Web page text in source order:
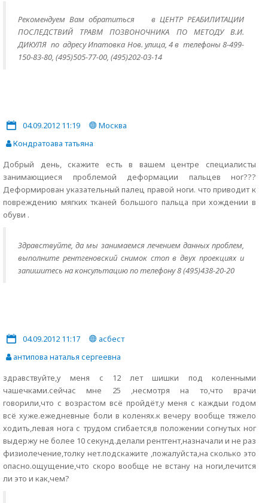
Рекомендуем Вам обратиться
в ЦЕНТР РЕАБИЛИТАЦИИ
ПОСЛЕДСТВИЙ ТРАВМ ПОЗВОНОЧНИКА ПО МЕТОДУ В.И.
ДИКУЛЯ по адресу Ипатовка Нов. улица, 4 в телефоны 8-499-
150-83-80, (495)505-77-00, (495)202-03-14
04.09.2012 11:19
Москва
Кондратоава татьяна
Добрый день, скажите есть в вашем центре специалисты
занимающиеся проблемой деформации пальцев ног???
Деформирован указательный палец правой ноги. что приводит к
повреждению мягких тканей большого пальца при хождении в
обуви .
Здравствуйте, да мы занимаемся лечением данных проблем,
выполните рентгеновский снимок стоп в двух проекциях и
запишитесь на консультацию по телефону 8 (495)438-20-20
04.09.2012 11:17
асбест
антипова наталья сергеевна
здравствуйте,у меня с 12 лет шишки под коленными
чашечками.сейчас мне 25 ,несмотря на то,что врачи
говорили,что с возрастом всё пройдёт,у меня с каждыи годом
всё хуже.ежедневные боли в коленях.к вечеру вообще тяжело
ходить,левая нога с трудом сгибается,в положении согнутых ног
выдержу не более 10 секунд.делали рентгент,назначали и не раз
физиолечение,толку нет.подскажите ,пожалуйста,на сколько это
опасно.ощущение,что скоро вообще не встану на ноги,лечится
ли это и как,чем?